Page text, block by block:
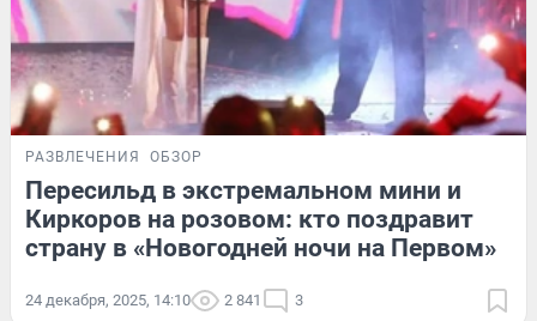
РАЗВЛЕЧЕНИЯ ОБЗОР
Пересильд в экстремальном мини и
Киркоров на розовом: кто поздравит
страну в «Новогодней ночи на Первом»
24 декабря, 2025, 14:10 2 841 3